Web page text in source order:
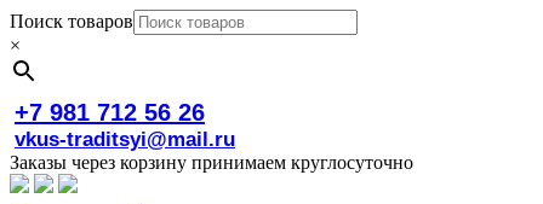
Поиск товаров
×
+7 981 712 56 26
vkus-traditsyi@mail.ru
Заказы через корзину принимаем круглосуточно